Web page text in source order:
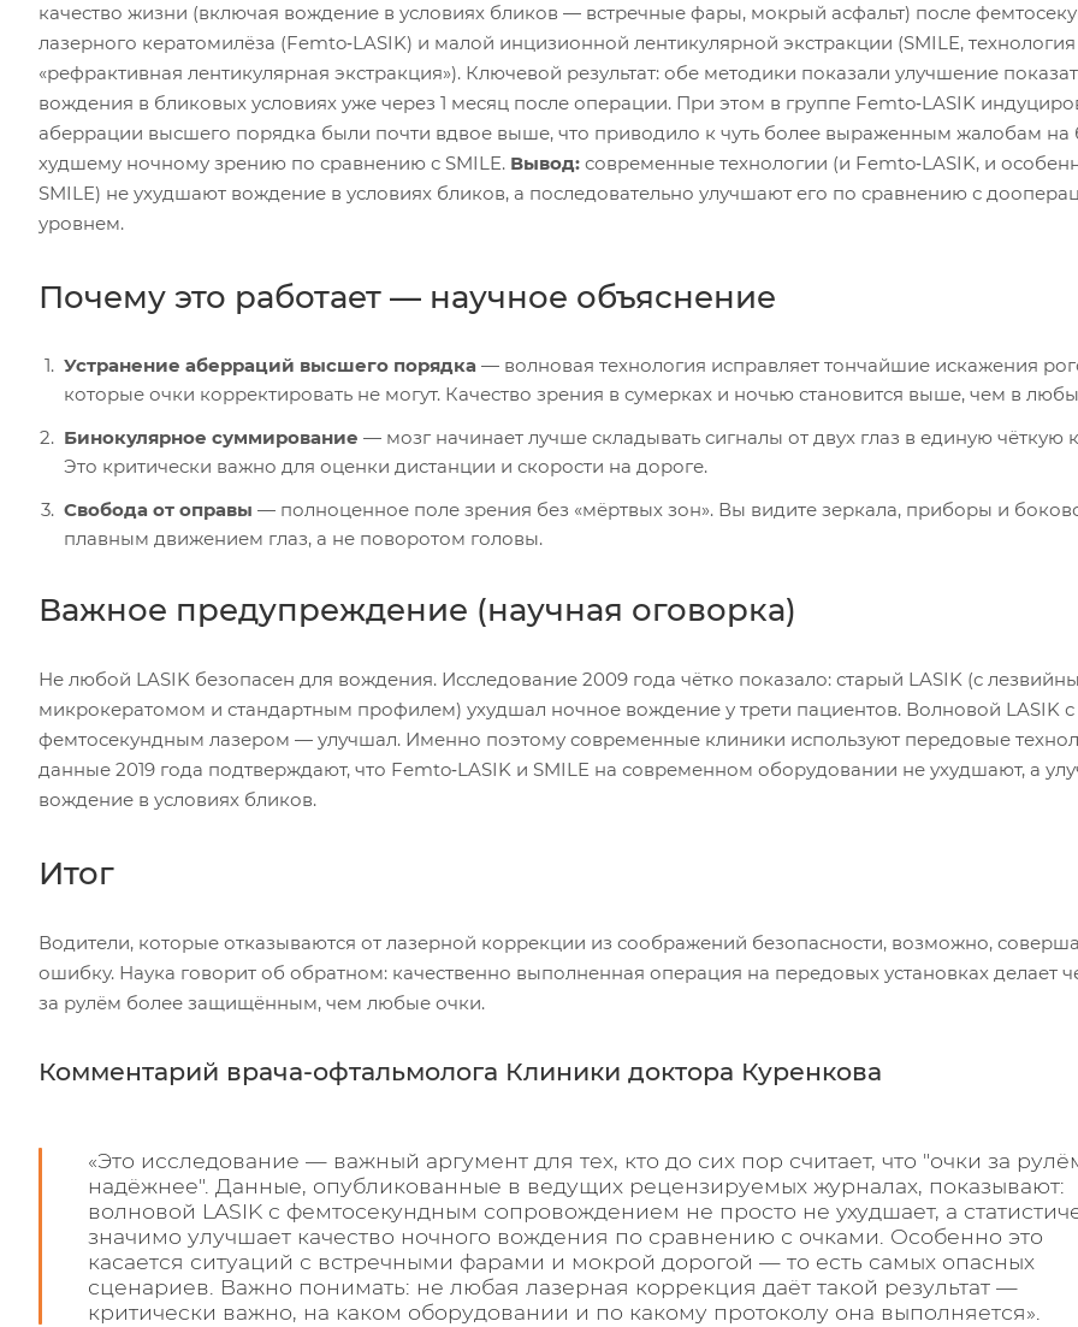
качество жизни (включая вождение в условиях бликов — встречные фары, мокрый асфальт) после
лазерного кератомилёза (Femto‑LASIK) и малой инцизионной лентикулярной экстракции (SMILE,
«рефрактивная лентикулярная экстракция»). Ключевой результат: обе методики показали улучшение
вождения в бликовых условиях уже через 1 месяц после операции. При этом в группе Femto‑LASIK
аберрации высшего порядка были почти вдвое выше, что приводило к чуть более выраженным жалобам на
худшему ночному зрению по сравнению с SMILE. Вывод: современные технологии (и Femto‑LASIK, и
SMILE) не ухудшают вождение в условиях бликов, а последовательно улучшают его по сравнению с
уровнем.
Почему это работает — научное объяснение
Устранение аберраций высшего порядка — волновая технология исправляет тончайшие искажения
которые очки корректировать не могут. Качество зрения в сумерках и ночью становится выше, чем в
Бинокулярное суммирование — мозг начинает лучше складывать сигналы от двух глаз в единую чёткую
Это критически важно для оценки дистанции и скорости на дороге.
Свобода от оправы — полноценное поле зрения без «мёртвых зон». Вы видите зеркала, приборы и
плавным движением глаз, а не поворотом головы.
Важное предупреждение (научная оговорка)
Не любой LASIK безопасен для вождения. Исследование 2009 года чётко показало: старый LASIK (с
микрокератомом и стандартным профилем) ухудшал ночное вождение у трети пациентов. Волновой LASIK с
фемтосекундным лазером — улучшал. Именно поэтому современные клиники используют передовые
данные 2019 года подтверждают, что Femto‑LASIK и SMILE на современном оборудовании не ухудшают, а
вождение в условиях бликов.
Итог
Водители, которые отказываются от лазерной коррекции из соображений безопасности, возможно,
ошибку. Наука говорит об обратном: качественно выполненная операция на передовых установках делает
за рулём более защищённым, чем любые очки.
Комментарий врача-офтальмолога Клиники доктора Куренкова
«Это исследование — важный аргумент для тех, кто до сих пор считает, что "очки за
надёжнее". Данные, опубликованные в ведущих рецензируемых журналах, показывают:
волновой LASIK с фемтосекундным сопровождением не просто не ухудшает, а
значимо улучшает качество ночного вождения по сравнению с очками. Особенно это
касается ситуаций с встречными фарами и мокрой дорогой — то есть самых опасных
сценариев. Важно понимать: не любая лазерная коррекция даёт такой результат —
критически важно, на каком оборудовании и по какому протоколу она выполняется».